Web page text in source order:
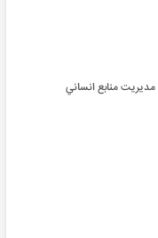
منابع انساني